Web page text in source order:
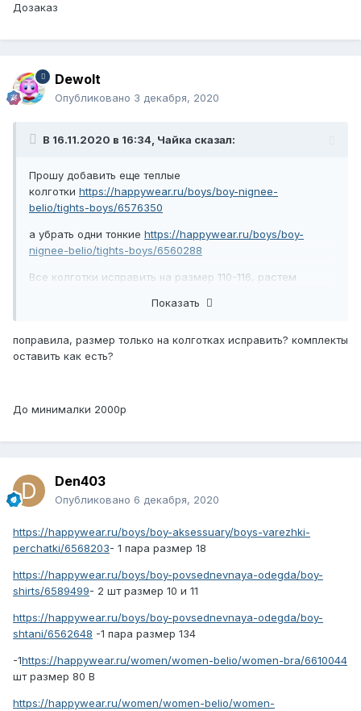
Дозаказ
Dewolt
Опубликовано 3 декабря, 2020
В 16.11.2020 в 16:34, Чайка сказал:
Прошу добавить еще теплые
колготки https://happywear.ru/boys/boy-nignee-
belio/tights-boys/6576350
а убрать одни тонкие https://happywear.ru/boys/boy-
nignee-belio/tights-boys/6560288
Все колготки исправить на размер 110-116, растем
Спасибо.
Показать
поправила, размер только на колготках исправить? комплекты
оставить как есть?
До минималки 2000р
Den403
Опубликовано 6 декабря, 2020
https://happywear.ru/boys/boy-aksessuary/boys-varezhki-
perchatki/6568203- 1 пара размер 18
https://happywear.ru/boys/boy-povsednevnaya-odegda/boy-
shirts/6589499- 2 шт размер 10 и 11
https://happywear.ru/boys/boy-povsednevnaya-odegda/boy-
shtani/6562648 -1 пара размер 134
-1https://happywear.ru/women/women-belio/women-bra/6610044
шт размер 80 В
https://happywear.ru/women/women-belio/women-